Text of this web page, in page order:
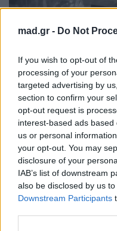
mad.gr - Do Not
If you wish to opt-out of
processing of your
targeted advertising by
section to confirm your
opt-out request is
interest-based ads
us or personal
your opt-out. You may
disclosure of your
IAB’s list of downstream
also be disclosed by us
Downstream Participants
https://
Ο πολιτικός γάμος
στενό οικογενειακό
όπως το είχε
διατηρήσει τη
αυθεντική γίνεται.
προγραμματιστεί
γιορτινόπάρτιγια το